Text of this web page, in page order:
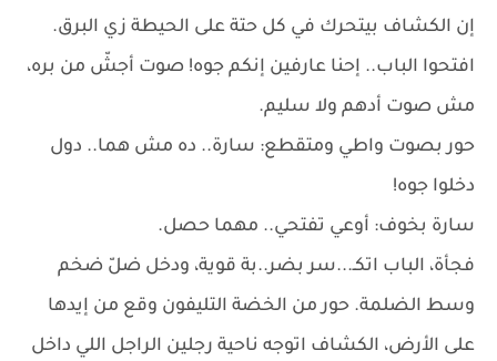
إن الكشاف بيتحرك في كل حتة على الحيطة زي البرق.
افتحوا الباب.. إحنا عارفين إنكم جوه! صوت أجشّ من بره،
مش صوت أدهم ولا سليم.
حور بصوت واطي ومتقطع: سارة.. ده مش هما.. دول
دخلوا جوه!
سارة بخوف: أوعي تفتحي.. مهما حصل.
فجأة، الباب اتكـ...سر بضر..بة قوية، ودخل ضلّ ضخم
وسط الضلمة. حور من الخضة التليفون وقع من إيدها
على الأرض، الكشاف اتوجه ناحية رجلين الراجل اللي داخل